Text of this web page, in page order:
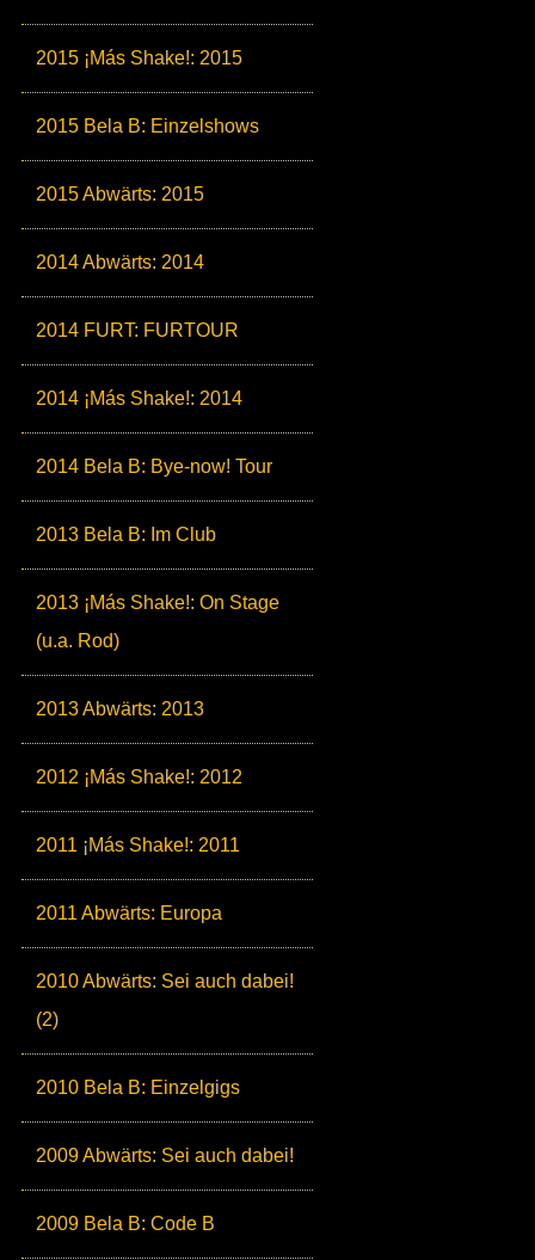
2015 ¡Más Shake!: 2015
2015 Bela B: Einzelshows
2015 Abwärts: 2015
2014 Abwärts: 2014
2014 FURT: FURTOUR
2014 ¡Más Shake!: 2014
2014 Bela B: Bye-now! Tour
2013 Bela B: Im Club
2013 ¡Más Shake!: On Stage
(u.a. Rod)
2013 Abwärts: 2013
2012 ¡Más Shake!: 2012
2011 ¡Más Shake!: 2011
2011 Abwärts: Europa
2010 Abwärts: Sei auch dabei!
(2)
2010 Bela B: Einzelgigs
2009 Abwärts: Sei auch dabei!
2009 Bela B: Code B